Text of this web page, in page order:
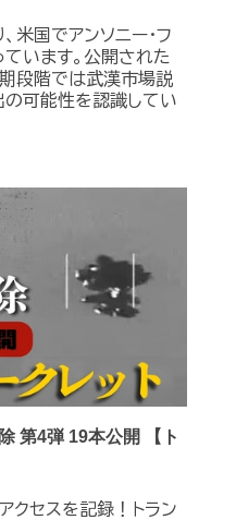
米国でアンソニー・フ
います。公開された
段階では武漢市場説
の可能性を認識してい
第4弾 19本公開 【ト
クセスを記録！トラン